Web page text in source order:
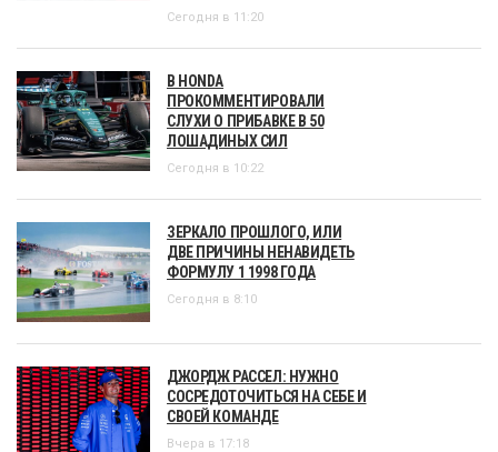
Сегодня в 11:20
В HONDA
ПРОКОММЕНТИРОВАЛИ
СЛУХИ О ПРИБАВКЕ В 50
ЛОШАДИНЫХ СИЛ
Сегодня в 10:22
ЗЕРКАЛО ПРОШЛОГО, ИЛИ
ДВЕ ПРИЧИНЫ НЕНАВИДЕТЬ
ФОРМУЛУ 1 1998 ГОДА
Сегодня в 8:10
ДЖОРДЖ РАССЕЛ: НУЖНО
СОСРЕДОТОЧИТЬСЯ НА СЕБЕ И
СВОЕЙ КОМАНДЕ
Вчера в 17:18